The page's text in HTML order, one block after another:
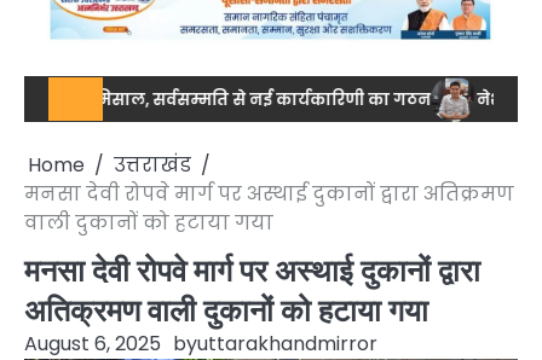
मिसाल, सर्वसम्मति से नई कार्यकारिणी का गठन नेशनल स्तर पर ड्रग
Home
उत्तराखंड
मनसा देवी रोपवे मार्ग पर अस्थाई दुकानों द्वारा अतिक्रमण
वाली दुकानों को हटाया गया
मनसा देवी रोपवे मार्ग पर अस्थाई दुकानों द्वारा
अतिक्रमण वाली दुकानों को हटाया गया
August 6, 2025 byuttarakhandmirror